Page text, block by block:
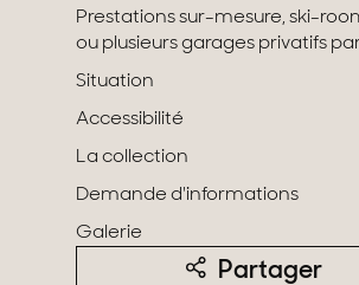
Tous nos biens
Prestations sur-mesure, ski-
ou plusieurs garages privatifs
Situation
Accessibilité
La collection
Demande d'informations
Galerie
Partager